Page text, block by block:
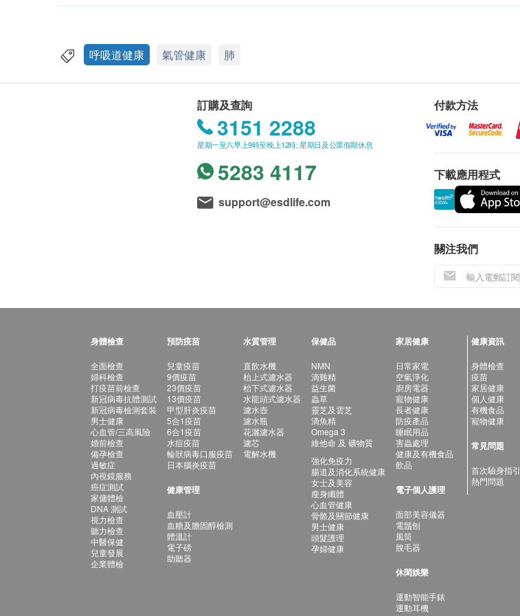
呼吸道健康 氣管健康 肺
訂購及查詢
3151 2288
星期一至六早上9時至晚上12時; 星期日及公眾假期休息
5283 4117
support@esdlife.com
付款方法
下載應用程式
關注我們
身體檢查
全面檢查
婦科檢查
打疫苗前檢查
新冠病毒抗體測試
新冠病毒檢測套裝
男士健康
心血管/三高風險
婚前檢查
備孕檢查
過敏症
內視鏡服務
癌症測試
家傭體檢
DNA 測試
視力檢查
聽力檢查
中醫保健
兒童發展
企業體檢
預防疫苗
兒童疫苗
9價疫苗
23價疫苗
13價疫苗
甲型肝炎疫苗
5合1疫苗
6合1疫苗
水痘疫苗
輪狀病毒口服疫苗
日本腦炎疫苗
健康管理
血壓計
血糖及膽固醇檢測
體溫計
電子磅
助聽器
水質管理
直飲水機
枱上式濾水器
枱下式濾水器
水龍頭式濾水器
濾水壺
濾水瓶
花灑濾水器
濾芯
電解水機
保健品
NMN
滴雞精
益生菌
蟲草
靈芝及雲芝
滴魚精
Omega 3
維他命 及 礦物質
強化免疫力
腸道及消化系統健康
女士及美容
瘦身纖體
心血管健康
骨骼及關節健康
男士健康
頭髮護理
孕婦健康
家居健康
日常家電
空氣淨化
廚房電器
寵物健康
長者健康
防疫產品
睡眠用品
害蟲處理
健康及有機食品
飲品
電子個人護理
面部美容儀器
電鬚刨
風筒
脫毛器
休閑娛樂
運動智能手錶
運動耳機
健康資訊
身體檢查
疫苗
家居健康
個人健康
有機食品
寵物健康
常見問題
首次驗身指引
熱門問題